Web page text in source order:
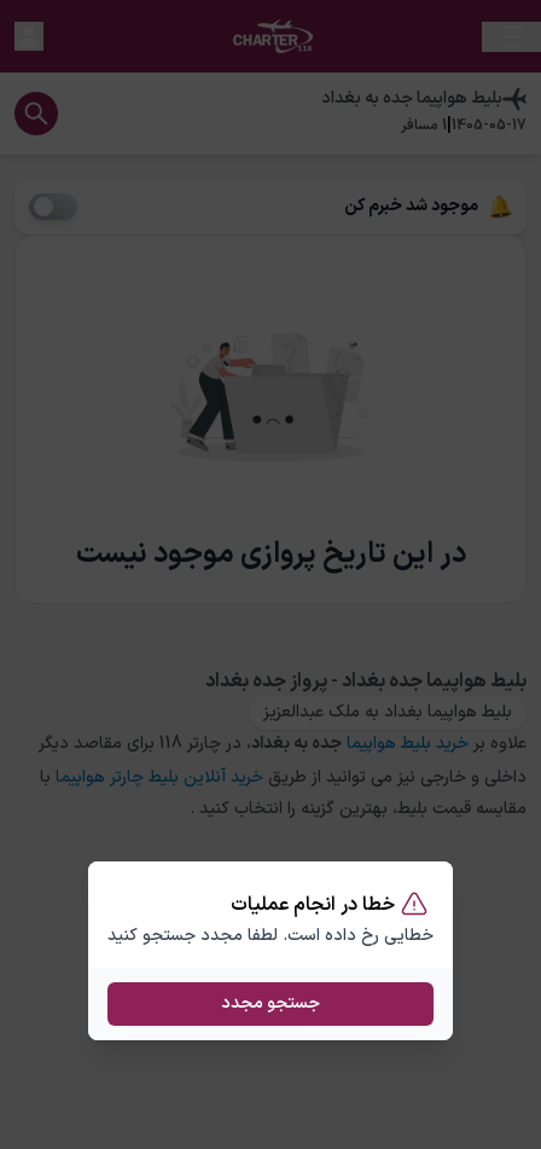
خطا در انجام عملیات
خطایی رخ داده است. لطفا مجدد جستجو کنید
جستجو مجدد
بلیط هواپیماجده به بغداد
1405-05-17
|
1 مسافر
موجود شد خبرم کن
در این تاریخ پروازی موجود نیست
بلیط هواپیما جده بغداد - پرواز جده بغداد
بلیط هواپیما بغداد به ملک عبدالعزیز
علاوه بر خرید بلیط هواپیما جدهبهبغداد
، در چارتر 118 برای مقاصد دیگر
داخلی و خارجی نیز می توانید از طریق خرید آنلاین بلیط چارتر هواپیما با
مقایسه قیمت بلیط، بهترین گزینه را انتخاب کنید .